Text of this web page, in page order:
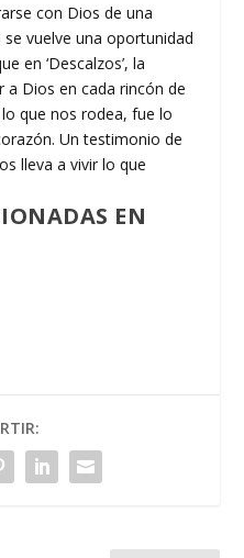
con Dios de una
vuelve una oportunidad
en ‘Descalzos’, la
a Dios en cada rincón de
que nos rodea, fue lo
Un testimonio de
lleva a vivir lo que
EN